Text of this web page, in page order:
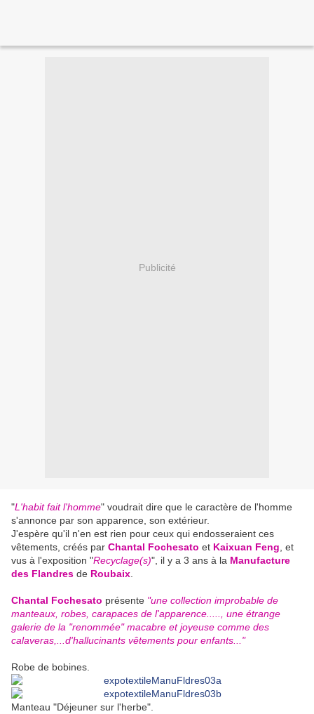
Publicité
"L'habit fait l'homme" voudrait dire que le caractère de l'homme
s'annonce par son apparence, son extérieur.
J'espère qu'il n'en est rien pour ceux qui endosseraient ces
vêtements, créés par Chantal Fochesato et Kaixuan Feng , et
vus à l'exposition "Recyclage(s)", il y a 3 ans à la Manufacture
des Flandres de Roubaix
Chantal Fochesato présente "une collection improbable de
manteaux, robes, carapaces de l'apparence....., une étrange
galerie de la "renommée" macabre et joyeuse comme des
calaveras,...d'hallucinants vêtements pour enfants..."
Robe de bobines.
Manteau "Déjeuner sur l'herbe".